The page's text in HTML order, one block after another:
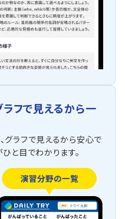
フで見えるから一
グラフで見えるから安心で
と目でわかります。